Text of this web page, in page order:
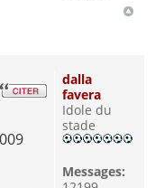
dalla
favera
Idole du
stade
Messages: